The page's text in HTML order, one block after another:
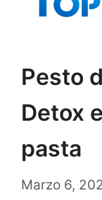
Pesto
Detox
pasta
Marzo 6,